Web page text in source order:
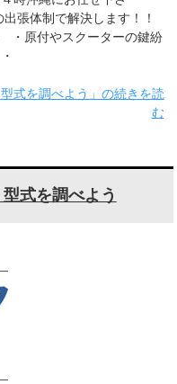
張体制で解決します！！
・原付やスクーターの鍵紛
式を調べよう」の続きを読
む
式を調べよう